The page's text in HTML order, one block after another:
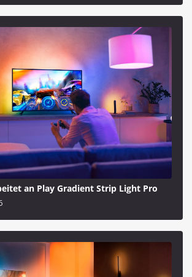
an Play Gradient Strip Light Pro